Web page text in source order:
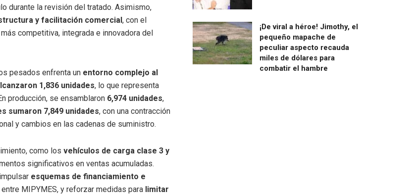
durante la revisión del tratado. Asimismo,
y facilitación comercial , con el
competitiva, integrada e innovadora del
pesados enfrenta un entorno complejo al
1,836 unidades, lo que representa
producción, se ensamblaron 6,974 unidades,
sumaron 7,849 unidades, con una contracción
y cambios en las cadenas de suministro.
como los vehículos de carga clase 3 y
significativos en ventas acumuladas.
esquemas de financiamiento e
MIPYMES, y reforzar medidas para limitar
¡De viral a héroe! Jimothy, el
pequeño mapache de
peculiar aspecto recauda
miles de dólares para
combatir el hambre